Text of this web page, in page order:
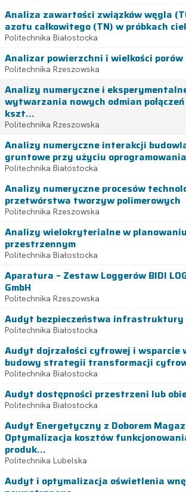
Analiza zawartości związków węgla
azotu całkowitego (TN) w próbkach
Politechnika Białostocka
Analizar powierzchni i wielkości porów
Politechnika Rzeszowska
Analizy numeryczne i
wytwarzania nowych odmian
kszt...
Politechnika Rzeszowska
Analizy numeryczne interakcji
gruntowe przy użyciu
Politechnika Białostocka
Analizy numeryczne procesów
przetwórstwa tworzyw polimerowych
Politechnika Rzeszowska
Analizy wielokryterialne w planowaniu
przestrzennym
Politechnika Białostocka
Aparatura – Zestaw Loggerów BIDI
GmbH
Politechnika Rzeszowska
Audyt bezpieczeństwa infrastruktury
Politechnika Białostocka
Audyt dojrzałości cyfrowej i wsparcie
budowy strategii transformacji
Politechnika Białostocka
Audyt dostępności przestrzeni lub
Politechnika Białostocka
Audyt Energetyczny z Doborem
Optymalizacja kosztów
produk...
Politechnika Lubelska
Audyt i optymalizacja oświetlenia